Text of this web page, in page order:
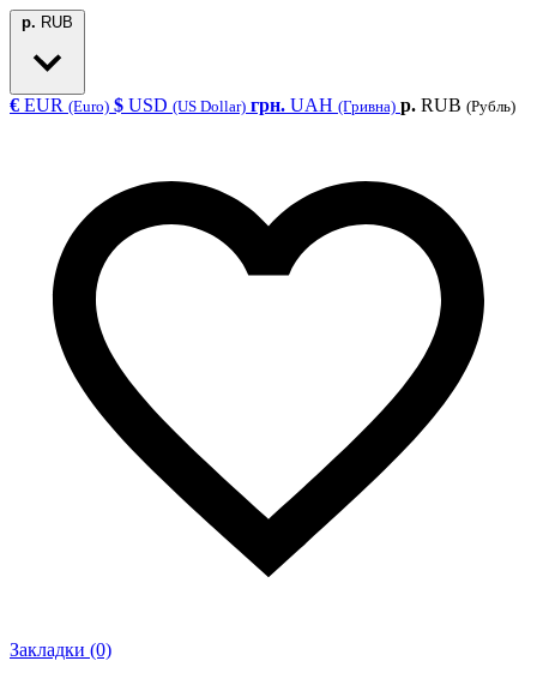
р. RUB
€ EUR (Euro) $ USD (US Dollar) грн. UAH (Гривна) р. RUB (Рубль)
Закладки (0)